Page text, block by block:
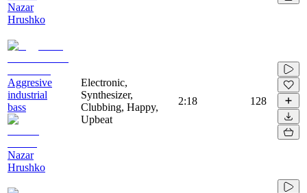
Nazar
Hrushko
Aggresive
industrial
bass
Nazar
Hrushko
Electronic,
Synthesizer,
Clubbing, Happy,
Upbeat
2:18 128